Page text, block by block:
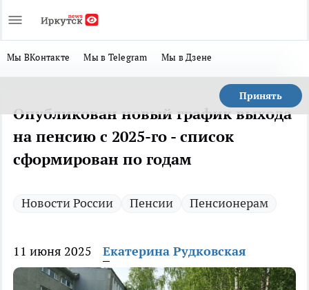
Мы ВКонтакте Мы в Telegram Мы в Дзене
Принять
Опубликован новый график выхода
на пенсию с 2025-го - список
сформирован по годам
Новости России Пенсии Пенсионерам
11 июня 2025 Екатерина Рудковская